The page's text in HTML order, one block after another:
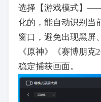
选择【游戏模式】
化的，能自动识别当
窗口，避免出现黑屏
《原神》《赛博朋
稳定捕获画面。